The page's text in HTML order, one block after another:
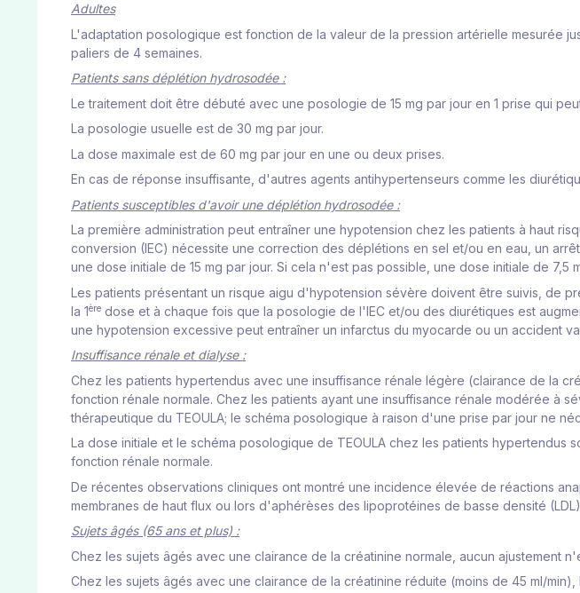
Adultes
L'adaptation posologique est fonction de la valeur de la pression artérielle mesurée
paliers de 4 semaines.
Patients sans déplétion hydrosodée :
Le traitement doit être débuté avec une posologie de 15 mg par jour en 1 prise qui
La posologie usuelle est de 30 mg par jour.
La dose maximale est de 60 mg par jour en une ou deux prises.
En cas de réponse insuffisante, d'autres agents antihypertenseurs comme les
Patients susceptibles d'avoir une déplétion hydrosodée :
La première administration peut entraîner une hypotension chez les patients à haut
conversion (IEC) nécessite une correction des déplétions en sel et/ou en eau, un
une dose initiale de 15 mg par jour. Si cela n'est pas possible, une dose initiale de 7,5
Les patients présentant un risque aigu d'hypotension sévère doivent être suivis, de
la 1ère dose et à chaque fois que la posologie de l'IEC et/ou des diurétiques est
une hypotension excessive peut entraîner un infarctus du myocarde ou un accident
Insuffisance rénale et dialyse :
Chez les patients hypertendus avec une insuffisance rénale légère (clairance de la
fonction rénale normale. Chez les patients ayant une insuffisance rénale modérée à
thérapeutique du TEOULA; le schéma posologique à raison d'une prise par jour ne
La dose initiale et le schéma posologique de TEOULA chez les patients
fonction rénale normale.
De récentes observations cliniques ont montré une incidence élevée de réactions
membranes de haut flux ou lors d'aphérèses des lipoprotéines de basse densité
Sujets âgés (65 ans et plus) :
Chez les sujets âgés avec une clairance de la créatinine normale, aucun ajustement
Chez les sujets âgés avec une clairance de la créatinine réduite (moins de 45 ml/